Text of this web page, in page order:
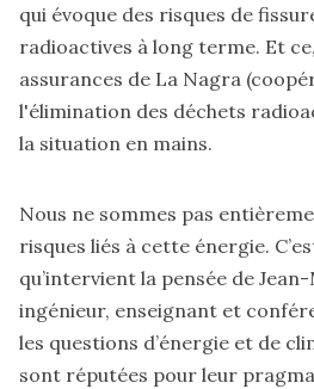
qui évoque des risques de
radioactives à long terme. Et
assurances de La Nagra
l'élimination des déchets
la situation en mains.
Nous ne sommes pas
risques liés à cette énergie.
qu’intervient la pensée de
ingénieur, enseignant et
les questions d’énergie et de
sont réputées pour leur